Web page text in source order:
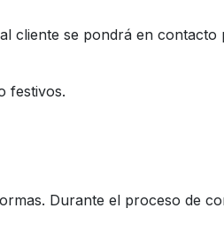
cliente se pondrá en
festivos.
Durante el proceso de